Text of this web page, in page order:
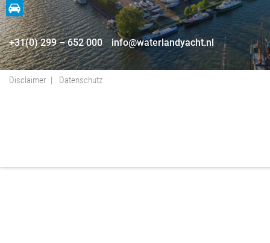
+31(0) 299 – 652 000 info@waterlandyacht.nl
Disclaimer Datenschutz